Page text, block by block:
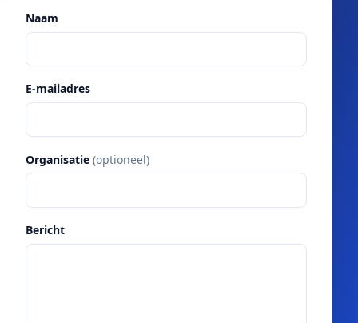
Naam
E-mailadres
Organisatie (optioneel)
Bericht